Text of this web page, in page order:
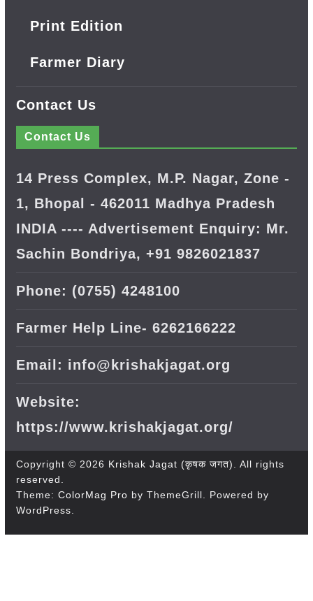
Print Edition
Farmer Diary
Contact Us
Contact Us
14 Press Complex, M.P. Nagar, Zone -
1, Bhopal - 462011 Madhya Pradesh
INDIA ---- Advertisement Enquiry: Mr.
Sachin Bondriya, +91 9826021837
Phone: (0755) 4248100
Farmer Help Line- 6262166222
Email: info@krishakjagat.org
Website:
https://www.krishakjagat.org/
Copyright © 2026 Krishak Jagat (कृषक जगत)
. All rights
reserved.
Theme: ColorMag Pro by ThemeGrill. Powered by
WordPress